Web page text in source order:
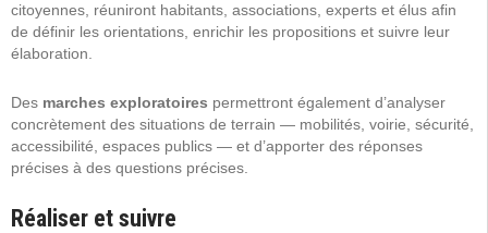
citoyennes, réuniront habitants, associations, experts et élus afin
de définir les orientations, enrichir les propositions et suivre leur
élaboration.
Des marches exploratoires permettront également d’analyser
concrètement des situations de terrain — mobilités, voirie, sécurité,
accessibilité, espaces publics — et d’apporter des réponses
précises à des questions précises.
Réaliser et suivre